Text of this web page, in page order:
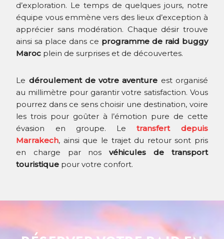
d’exploration. Le temps de quelques jours, notre
équipe vous emmène vers des lieux d’exception à
apprécier sans modération. Chaque désir trouve
ainsi sa place dans ce programme de raid buggy
Maroc plein de surprises et de découvertes.
Le déroulement de votre aventure est organisé
au millimètre pour garantir votre satisfaction. Vous
pourrez dans ce sens choisir une destination, voire
les trois pour goûter à l’émotion pure de cette
évasion en groupe. Letransfert depuis
Marrakech, ainsi que le trajet du retour sont pris
en charge par nosvéhicules de transport
touristique pour votre confort.